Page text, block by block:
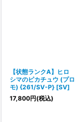
【状態ランクA】ヒロ
シマのピカチュウ (プロ
モ) {261/SV-P} [SV]
17,800円(税込)